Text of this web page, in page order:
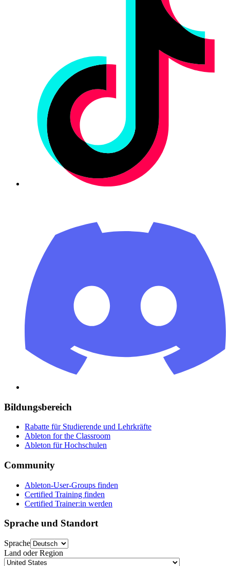
Bildungsbereich
Rabatte für Studierende und Lehrkräfte
Ableton for the Classroom
Ableton für Hochschulen
Community
Ableton-User-Groups finden
Certified Training finden
Certified Trainer:in werden
Sprache und Standort
Sprache
Land oder Region